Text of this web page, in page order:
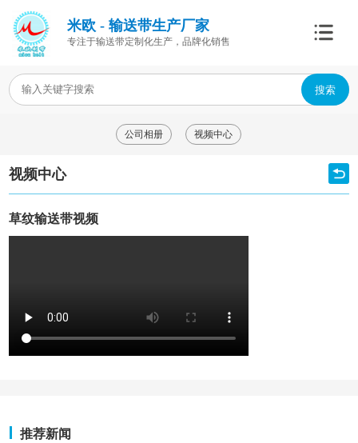
米欧 - 输送带生产厂家
专注于输送带定制化生产，品牌化销售
搜索
公司相册 视频中心
视频中心
草纹输送带视频
推荐新闻